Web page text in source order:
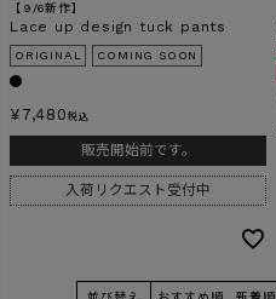
【9/6新作】
Lace up design tuck pants
ORIGINAL COMING SOON
¥ 7,480 税込
販売開始前です。
入荷リクエスト受付中